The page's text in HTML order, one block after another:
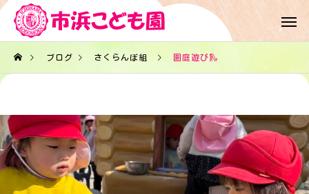
ブログ さくらんぼ組 園庭遊び🛝